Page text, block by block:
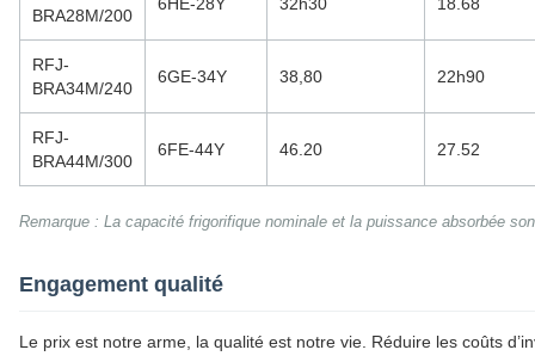
BRA28M/200
RFJ-
BRA34M/240
6GE-34Y 38,80 22h90
RFJ-
BRA44M/300
6FE-44Y 46.20 27.52
Remarque : La capacité frigorifique nominale et la puissance absorbée
Engagement qualité
Le prix est notre arme, la qualité est notre vie. Réduire les coûts